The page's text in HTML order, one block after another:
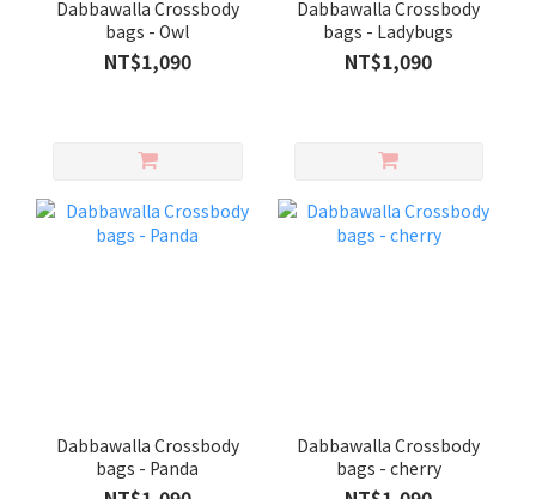
Dabbawalla Crossbody
bags - Owl
NT$1,090
Dabbawalla Crossbody
bags - Ladybugs
NT$1,090
Dabbawalla Crossbody
bags - Panda
Dabbawalla Crossbody
bags - cherry